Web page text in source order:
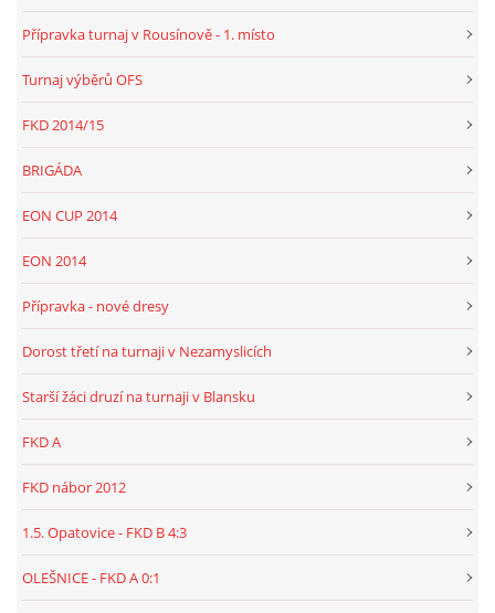
Přípravka turnaj v Rousínově - 1. místo
Turnaj výběrů OFS
FKD 2014/15
BRIGÁDA
EON CUP 2014
EON 2014
Přípravka - nové dresy
Dorost třetí na turnaji v Nezamyslicích
Starší žáci druzí na turnaji v Blansku
FKD A
FKD nábor 2012
1.5. Opatovice - FKD B 4:3
OLEŠNICE - FKD A 0:1